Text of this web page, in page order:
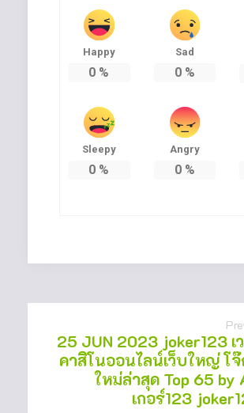
Happy
0 %
Sad
0%
Sleepy
0 %
Angry
0%
25 JUN 2023 joker123 เ
คาสิโนออนไลน์เว็บใหญ่ โจ๊
ใหม่ล่าสุด Top 65 by
เกอร์123